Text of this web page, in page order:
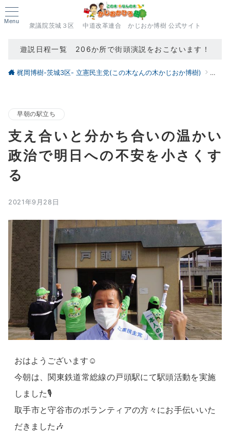
Menu
衆議院茨城３区 中道改革連合 かじおか博樹 公式サイト
遊説日程一覧 206か所で街頭演説をおこないます！
梶岡博樹-茨城3区- 立憲民主党(この木なんの木かじおか博樹) ブロ
早朝の駅立ち
支え合いと分かち合いの温かい
政治で明日への不安を小さくす
る
2021年9月28日
おはようございます☺
今朝は、関東鉄道常総線の戸頭駅にて駅頭活動を実施
しました🎙
取手市と守谷市のボランティアの方々にお手伝いいた
だきました🎶